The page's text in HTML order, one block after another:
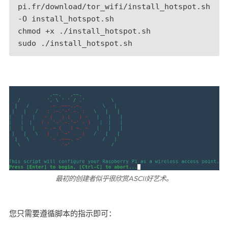
pi.fr/download/tor_wifi/install_hotspot.sh
-O install_hotspot.sh
chmod +x ./install_hotspot.sh
sudo ./install_hotspot.sh
最初的创建者似乎很欣赏ASCII好艺术。
您只需要遵循脚本的指示即可：